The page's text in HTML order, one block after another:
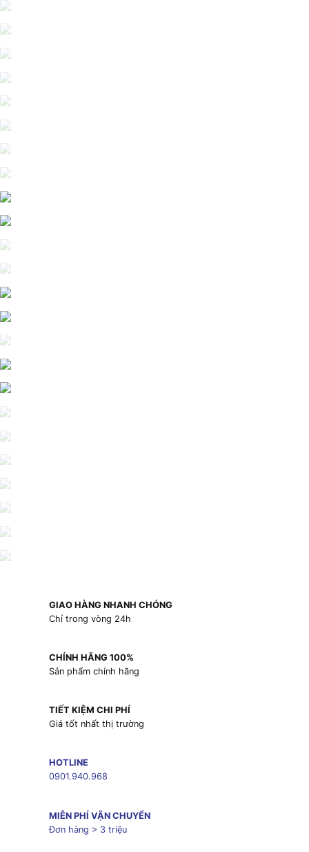
GIAO HÀNG NHANH CHÓNG
Chỉ trong vòng 24h
CHÍNH HÃNG 100%
Sản phẩm chính hãng
TIẾT KIỆM CHI PHÍ
Giá tốt nhất thị trường
HOTLINE
0901.940.968
MIỄN PHÍ VẬN CHUYỂN
Đơn hàng > 3 triệu